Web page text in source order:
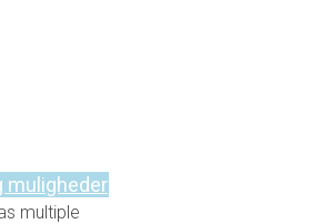
muligheder
multiple